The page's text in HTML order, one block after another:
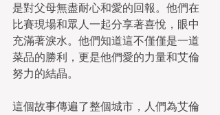
是對父母無盡耐心和愛的回報。他們在
比賽現場和眾人一起分享著喜悅，眼中
充滿著淚水。他們知道這不僅僅是一道
菜品的勝利，更是他們愛的力量和艾倫
努力的結晶。
這個故事傳遍了整個城市，人們為艾倫